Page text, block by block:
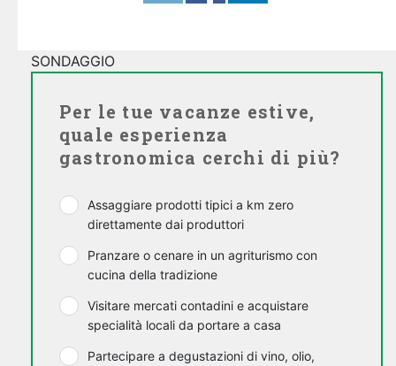
SONDAGGIO
Per le tue vacanze estive,
quale esperienza
gastronomica cerchi di più?
Assaggiare prodotti tipici a km zero
direttamente dai produttori
Pranzare o cenare in un agriturismo con
cucina della tradizione
Visitare mercati contadini e acquistare
specialità locali da portare a casa
Partecipare a degustazioni di vino, olio,